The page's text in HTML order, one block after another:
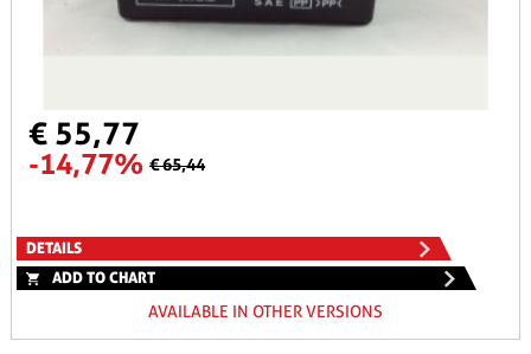
€ 55,77
-14,77% € 65,44
DETAILS
ADD TO CHART
AVAILABLE IN OTHER VERSIONS